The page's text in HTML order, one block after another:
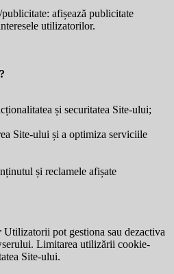
afișează publicitate
utilizatorilor.
și securitatea Site-ului;
Site-ului și a optimiza serviciile
și reclamele afișate
Utilizatorii pot gestiona sau dezactiva
Limitarea utilizării cookie-
Site-ului.